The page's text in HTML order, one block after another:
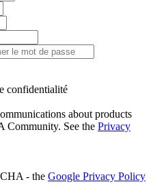
confidentialité
about products
Community. See the Privacy
- the Google Privacy Policy